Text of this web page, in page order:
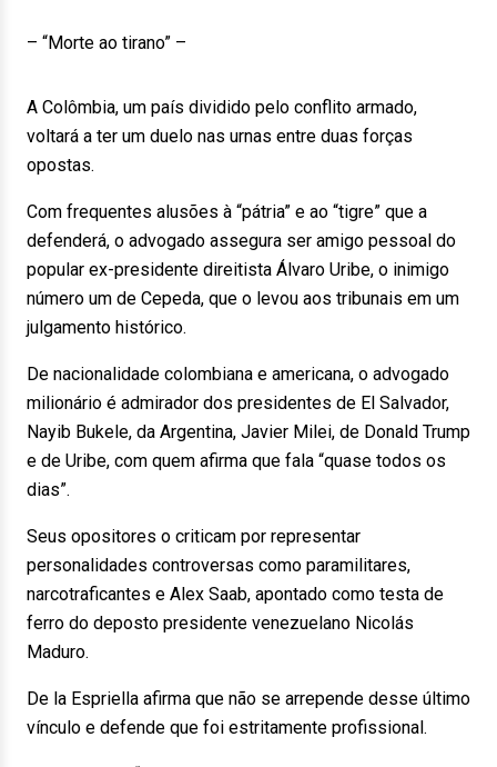
– “Morte ao tirano” –
A Colômbia, um país dividido pelo conflito armado,
voltará a ter um duelo nas urnas entre duas forças
opostas.
Com frequentes alusões à “pátria” e ao “tigre” que a
defenderá, o advogado assegura ser amigo pessoal do
popular ex-presidente direitista Álvaro Uribe, o inimigo
número um de Cepeda, que o levou aos tribunais em um
julgamento histórico.
De nacionalidade colombiana e americana, o advogado
milionário é admirador dos presidentes de El Salvador,
Nayib Bukele, da Argentina, Javier Milei, de Donald Trump
e de Uribe, com quem afirma que fala “quase todos os
dias”.
Seus opositores o criticam por representar
personalidades controversas como paramilitares,
narcotraficantes e Alex Saab, apontado como testa de
ferro do deposto presidente venezuelano Nicolás
Maduro.
De la Espriella afirma que não se arrepende desse último
vínculo e defende que foi estritamente profissional.